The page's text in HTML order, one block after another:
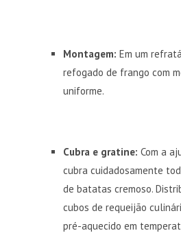
Montagem: Em um
refogado de frango com
uniforme.
Cubra e gratine: Com a
cubra cuidadosamente
de batatas cremoso.
cubos de requeijão
pré-aquecido em